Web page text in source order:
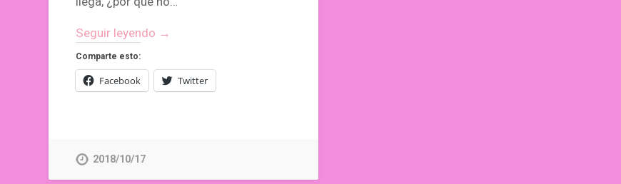
Seguir leyendo →
Comparte esto:
Facebook Twitter
2018/10/17